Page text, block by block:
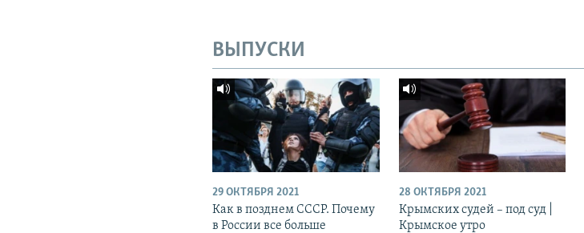
ВЫПУСКИ
29 ОКТЯБРЯ 2021
Как в позднем СССР. Почему
в России все больше
28 ОКТЯБРЯ 2021
Крымских судей – под суд |
Крымское утро